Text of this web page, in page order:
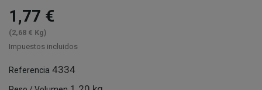
1,77 €
(2,68 € Kg)
Impuestos incluidos
Referencia 4334